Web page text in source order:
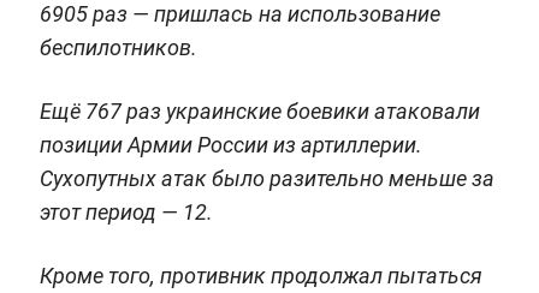
6905 раз — пришлась на использование
беспилотников.
Ещё 767 раз украинские боевики атаковали
позиции Армии России из артиллерии.
Сухопутных атак было разительно меньше за
этот период — 12.
Кроме того, противник продолжал пытаться